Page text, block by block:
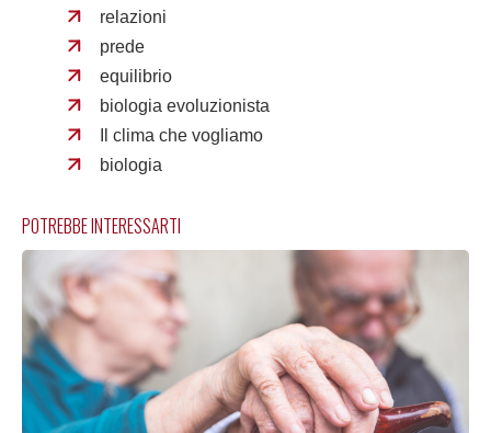
relazioni
prede
equilibrio
biologia evoluzionista
Il clima che vogliamo
biologia
POTREBBE INTERESSARTI